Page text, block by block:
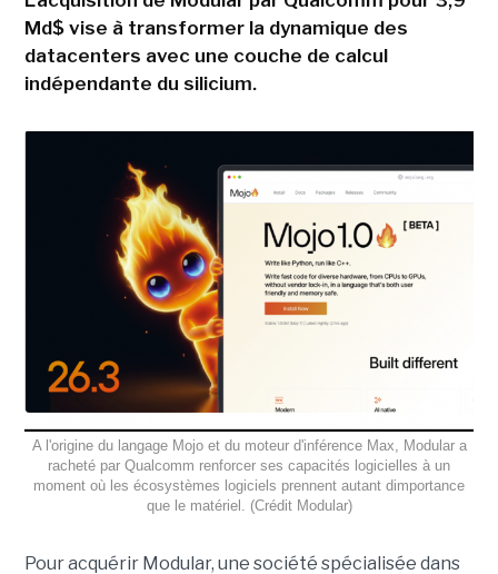
Md$ vise à transformer la dynamique des
datacenters avec une couche de calcul
indépendante du silicium.
A l'origine du langage Mojo et du moteur d'inférence Max, Modular a
racheté par Qualcomm renforcer ses capacités logicielles à un
moment où les écosystèmes logiciels prennent autant dimportance
que le matériel. (Crédit Modular)
Pour acquérir Modular, une société spécialisée dans